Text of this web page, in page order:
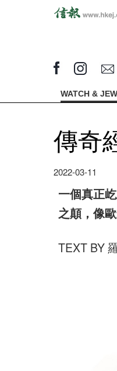
WATCH &
傳奇
2022-03-11
一個真正
之顛，像
TEXT BY